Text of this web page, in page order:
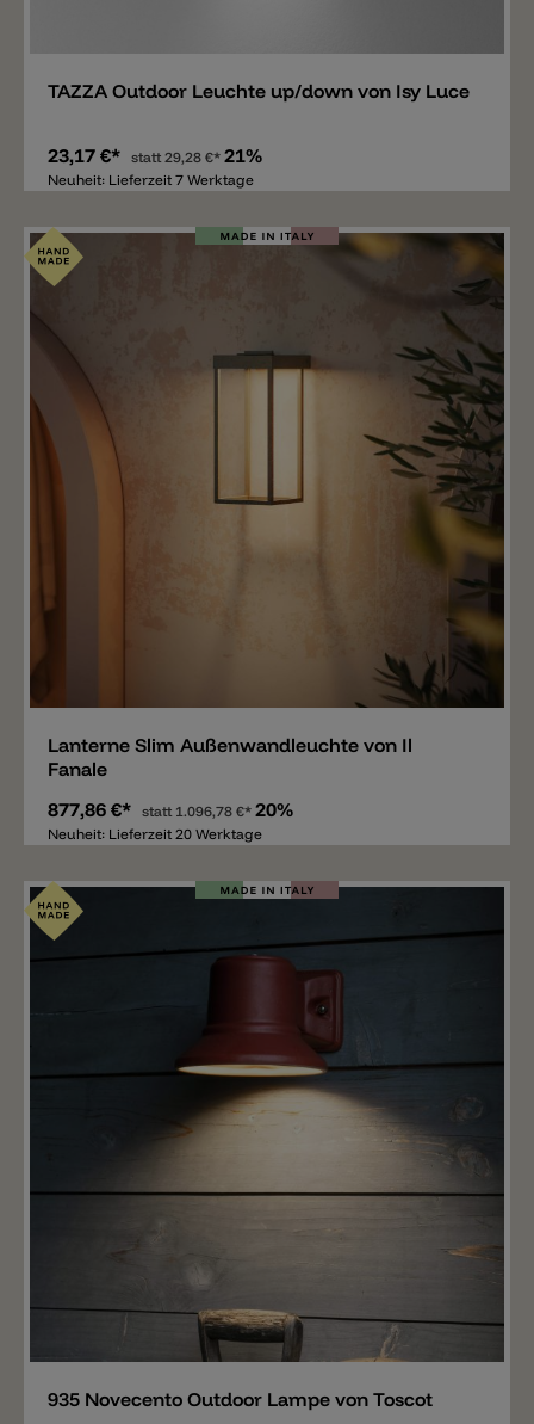
TAZZA Outdoor Leuchte up/down von Isy Luce
23,17 €* statt29,28 €* 21%
Neuheit: Lieferzeit 7 Werktage
Lanterne Slim Außenwandleuchte von Il
Fanale
877,86 €* statt 1.096,78 €* 20%
Neuheit: Lieferzeit 20 Werktage
935 Novecento Outdoor Lampe von Toscot